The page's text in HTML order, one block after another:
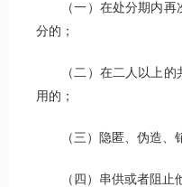
（一）在处分期内再
分的；
（二）在二人以上的
用的；
（三）隐匿、伪造、销
（四）串供或者阻止他